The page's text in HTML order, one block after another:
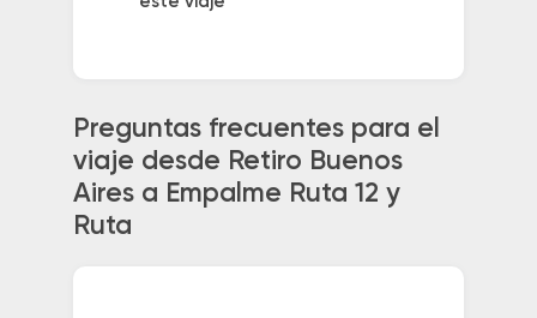
Preguntas frecuentes para el
viaje desde Retiro Buenos
Aires a Empalme Ruta 12 y
Ruta